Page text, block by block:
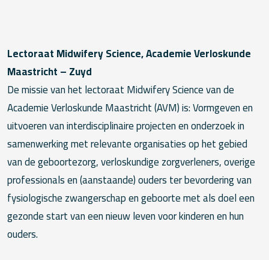
Lectoraat Midwifery Science, Academie Verloskunde
Maastricht – Zuyd
De missie van het lectoraat Midwifery Science van de
Academie Verloskunde Maastricht (AVM) is: Vormgeven en
uitvoeren van interdisciplinaire projecten en onderzoek in
samenwerking met relevante organisaties op het gebied
van de geboortezorg, verloskundige zorgverleners, overige
professionals en (aanstaande) ouders ter bevordering van
fysiologische zwangerschap en geboorte met als doel een
gezonde start van een nieuw leven voor kinderen en hun
ouders.